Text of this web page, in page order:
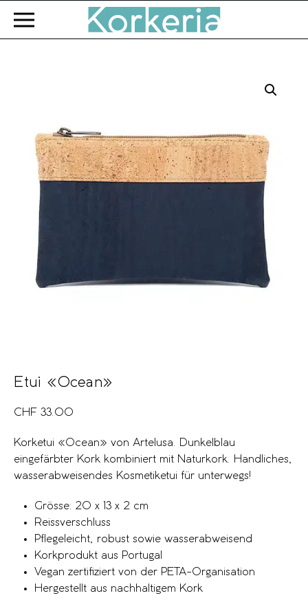
Zum Hauptinhalt springen
Etui «Ocean»
CHF 33.00
Korketui «Ocean» von Artelusa. Dunkelblau
eingefärbter Kork kombiniert mit Naturkork. Handliches,
wasserabweisendes Kosmetiketui für unterwegs!
Grösse: 20 x 13 x 2 cm
Reissverschluss
Pflegeleicht, robust sowie wasserabweisend
Korkprodukt aus Portugal
Vegan zertifiziert von der PETA-Organisation
Hergestellt aus nachhaltigem Kork